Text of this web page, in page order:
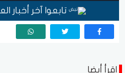
تابعوا آخر أخبار
اقرأ أيضا